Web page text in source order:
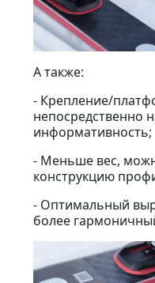
А также:
- Крепление/
непосредственно
информативность;
- Меньше вес,
конструкцию
- Оптимальный
более